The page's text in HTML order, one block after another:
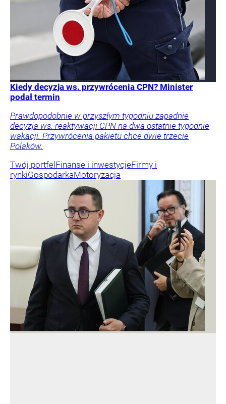
Kiedy decyzja ws. przywrócenia CPN? Minister
podał termin
Prawdopodobnie w przyszłym tygodniu zapadnie
decyzja ws. reaktywacji CPN na dwa ostatnie tygodnie
wakacji. Przywrócenia pakietu chce dwie trzecie
Polaków.
Twój portfel Finanse i inwestycjeFirmy i
rynkiGospodarkaMotoryzacja